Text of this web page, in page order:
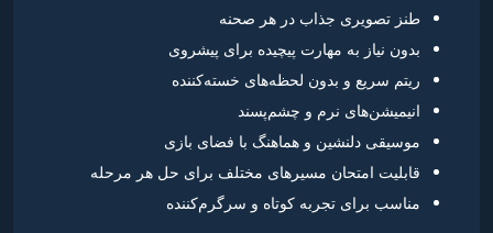
طنز تصویری جذاب در هر صحنه
بدون نیاز به مهارت پیچیده برای پیشروی
ریتم سریع و بدون لحظه‌های خسته‌کننده
انیمیشن‌های نرم و چشم‌پسند
موسیقی دلنشین و هماهنگ با فضای بازی
قابلیت امتحان مسیرهای مختلف برای حل هر مرحله
مناسب برای تجربه کوتاه و سرگرم‌کننده